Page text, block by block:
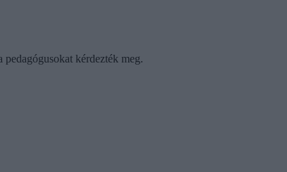
kérdezték meg.